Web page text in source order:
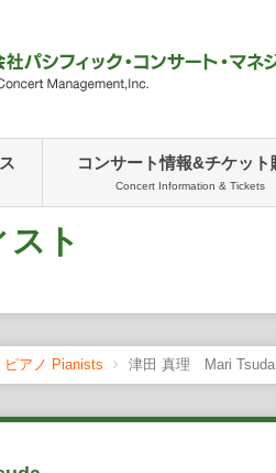
コンサート情報&チケット
Concert Information & Tickets
スト
アノ Pianists 津田 真理 Mari Tsuda